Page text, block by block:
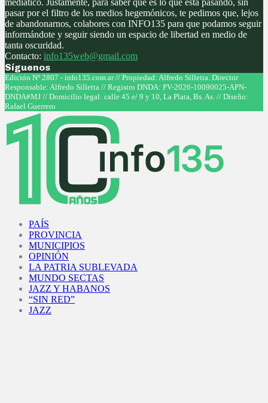
mediático. Justamente, para saber qué es lo que está pasando, sin
pasar por el filtro de los medios hegemónicos, te pedimos que, lejos
de abandonarnos, colabores con INFO135 para que podamos seguir
informándote y seguir siendo un espacio de libertad en medio de
tanta oscuridad.
Contacto: info135web@gmail.com
Síguenos
Facebook
Twitter
Instagram
Youtube
Edición Nº 2807 - info135.com.ar // Propiedad: Alfredo Silletta. Director
Responsable: Alfredo Silletta // Registro DNDA: PV-2026-10090025-APN-
DNDA#MJ // Domicilio legal: calle 45 e/ 9 y 10, La Plata, Bs. As. // Diseño:
Rafael Guerrero
PAÍS
PROVINCIA
MUNICIPIOS
OPINIÓN
LA PATRIA SUBLEVADA
MUNDO SECTAS
JAZZ Y HABANOS
“SIN RED”
JAZZ